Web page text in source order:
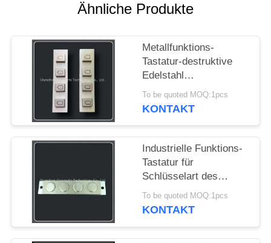
PRIVACY
POLICY
Ähnliche Produkte
Metallfunktions-
Tastatur-destruktive
Edelstahl
Antiverbindung Usb
oder Ps2
To be quoted MOQ:1pcs
KONTAKT
Industrielle Funktions-
Tastatur für
Schlüsselart des
Selbstbetriebsterminal-
Rundschreiben-4
To be quoted MOQ:1pcs
KONTAKT